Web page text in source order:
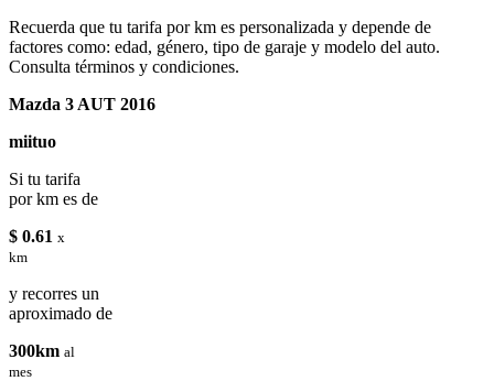
Recuerda que tu tarifa por km es personalizada y depende de
factores como: edad, género, tipo de garaje y modelo del auto.
Consulta términos y condiciones.
Mazda 3 AUT 2016
miituo
Si tu tarifa
por km es de
$ 0.61 x
km
y recorres un
aproximado de
300km al
mes